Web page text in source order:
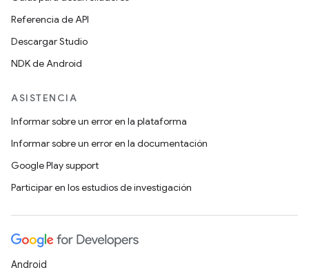
Referencia de API
Descargar Studio
NDK de Android
ASISTENCIA
Informar sobre un error en la plataforma
Informar sobre un error en la documentación
Google Play support
Participar en los estudios de investigación
Android